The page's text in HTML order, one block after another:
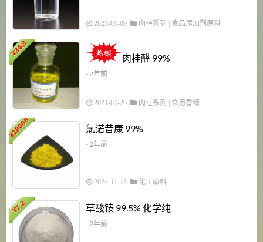
2025-01-09 肉桂系列 食品添加剂原料
¥
34.8
肉桂醛 99%
- 2年前
2021-07-20 肉桂系列 食用香精
¥
18000 氯诺昔康 99%
- 2年前
2024-11-18 化工原料
¥
7.2 草酸铵 99.5% 化学纯
- 2年前